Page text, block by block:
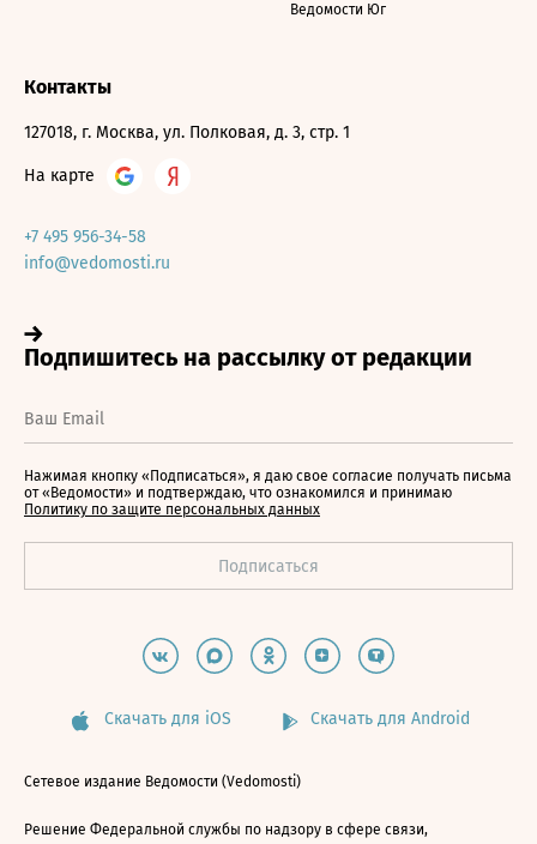
Ведомости Юг
Контакты
127018, г. Москва, ул. Полковая, д. 3, стр. 1
На карте
+7 495 956-34-58
info@vedomosti.ru
Нажимая кнопку «Подписаться», я даю свое согласие получать письма
от «Ведомости» и подтверждаю, что ознакомился и принимаю
Политику по защите персональных данных
Скачать для iOS Скачать для Android
Сетевое издание Ведомости (Vedomosti)
Решение Федеральной службы по надзору в сфере связи,